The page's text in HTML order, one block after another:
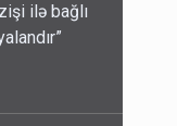
ilə bağlı